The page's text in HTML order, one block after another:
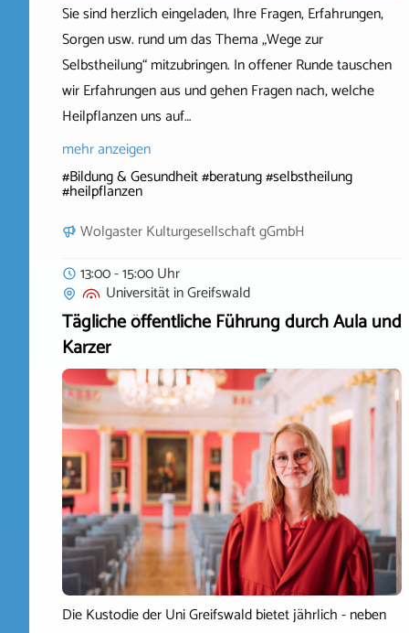
Sie sind herzlich eingeladen, Ihre Fragen, Erfahrungen,
Sorgen usw. rund um das Thema „Wege zur
Selbstheilung“ mitzubringen. In offener Runde tauschen
wir Erfahrungen aus und gehen Fragen nach, welche
Heilpflanzen uns auf…
mehr anzeigen
#Bildung & Gesundheit #beratung #selbstheilung
#heilpflanzen
Wolgaster Kulturgesellschaft gGmbH
13:00 - 15:00 Uhr
UniversitätinGreifswald
Tägliche öffentliche Führung durch Aula und
Karzer
Die Kustodie der Uni Greifswald bietet jährlich - neben